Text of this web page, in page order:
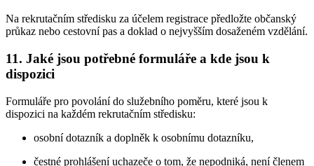
Na rekrutačním středisku za účelem registrace předložte občanský
průkaz nebo cestovní pas a doklad o nejvyšším dosaženém vzdělání.
11. Jaké jsou potřebné formuláře a kde jsou k
dispozici
Formuláře pro povolání do služebního poměru, které jsou k
dispozici na každém rekrutačním středisku:
osobní dotazník a doplněk k osobnímu dotazníku,
čestné prohlášení uchazeče o tom, že nepodniká, není členem